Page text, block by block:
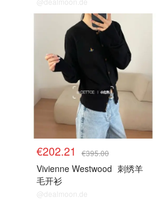
€202.21 €395.00
Vivienne Westwood 刺绣羊
毛开衫
@dealmoon.de